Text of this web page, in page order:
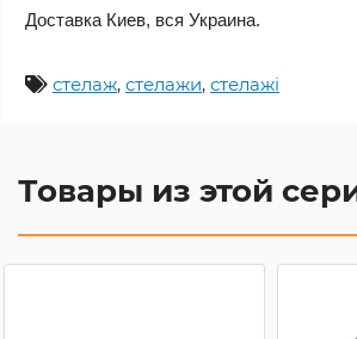
Доставка Киев, вся Украина.
стелаж, стелажи, стелажі
Товары из этой